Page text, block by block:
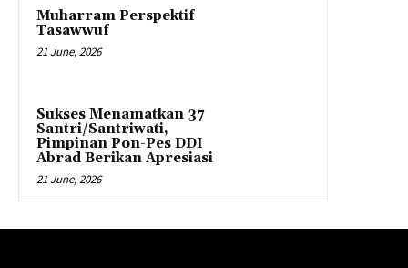
Muharram Perspektif
Tasawwuf
21 June, 2026
Sukses Menamatkan 37
Santri/Santriwati,
Pimpinan Pon-Pes DDI
Abrad Berikan Apresiasi
21 June, 2026